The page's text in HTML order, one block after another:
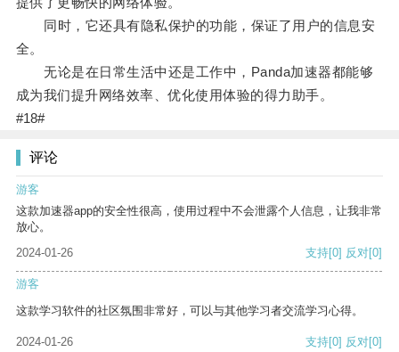
同时，它还具有隐私保护的功能，保证了用户的信息安
全。
无论是在日常生活中还是工作中，Panda加速器都能够
成为我们提升网络效率、优化使用体验的得力助手。
#18#
评论
游客
这款加速器app的安全性很高，使用过程中不会泄露个人信息，让我非常
放心。
2024-01-26
支持[0] 反对[0]
游客
这款学习软件的社区氛围非常好，可以与其他学习者交流学习心得。
2024-01-26 支持[0] 反对[0]